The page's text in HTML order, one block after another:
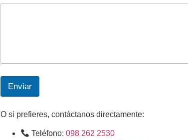
Enviar
O si prefieres, contáctanos directamente:
Teléfono:098 262 2530